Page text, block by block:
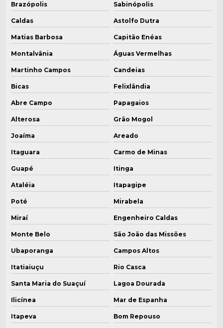
Brazópolis Sabinópolis
Caldas Astolfo Dutra
Matias Barbosa Capitão Enéas
Montalvânia Águas Vermelhas
Martinho Campos Candeias
Bicas Felixlândia
Abre Campo Papagaios
Alterosa Grão Mogol
Joaíma Areado
Itaguara Carmo de Minas
Guapé Itinga
Ataléia Itapagipe
Poté Mirabela
Miraí Engenheiro Caldas
Monte Belo São João das Missões
Ubaporanga Campos Altos
Itatiaiuçu Rio Casca
Santa Maria do Suaçuí Lagoa Dourada
Ilicínea Mar de Espanha
Itapeva Bom Repouso